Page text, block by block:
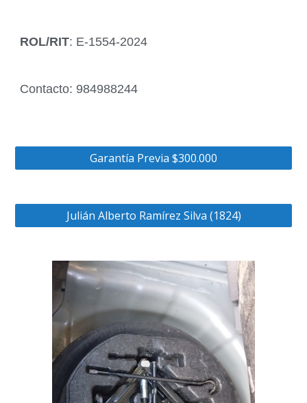
ROL/RIT: E-1554-2024
Contacto: 984988244
Garantía Previa $300.000
Julián Alberto Ramírez Silva (1824)